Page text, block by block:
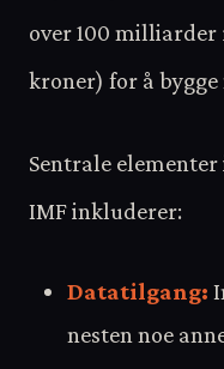
over 100
kroner) for å
Sentrale
IMF inkluderer:
Datatilgang:
nesten noe